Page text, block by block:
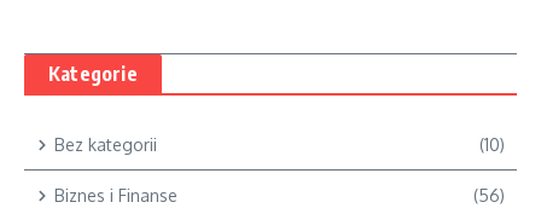
Kategorie
Bez kategorii (10)
Biznes i Finanse (56)